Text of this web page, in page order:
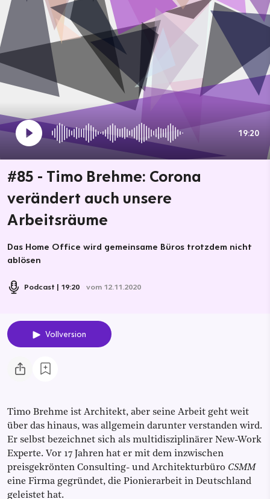
19:20
#85 - Timo Brehme: Corona
verändert auch unsere
Arbeitsräume
Das Home Office wird gemeinsame Büros trotzdem nicht
ablösen
Podcast 19:20 vom 12.11.2020
Vollversion
Timo Brehme ist Architekt, aber seine Arbeit geht weit
über das hinaus, was allgemein darunter verstanden wird.
Er selbst bezeichnet sich als multidisziplinärer New-Work
Experte. Vor 17 Jahren hat er mit dem inzwischen
preisgekrönten Consulting- und Architekturbüro CSMM
eine Firma gegründet, die Pionierarbeit in Deutschland
geleistet hat.